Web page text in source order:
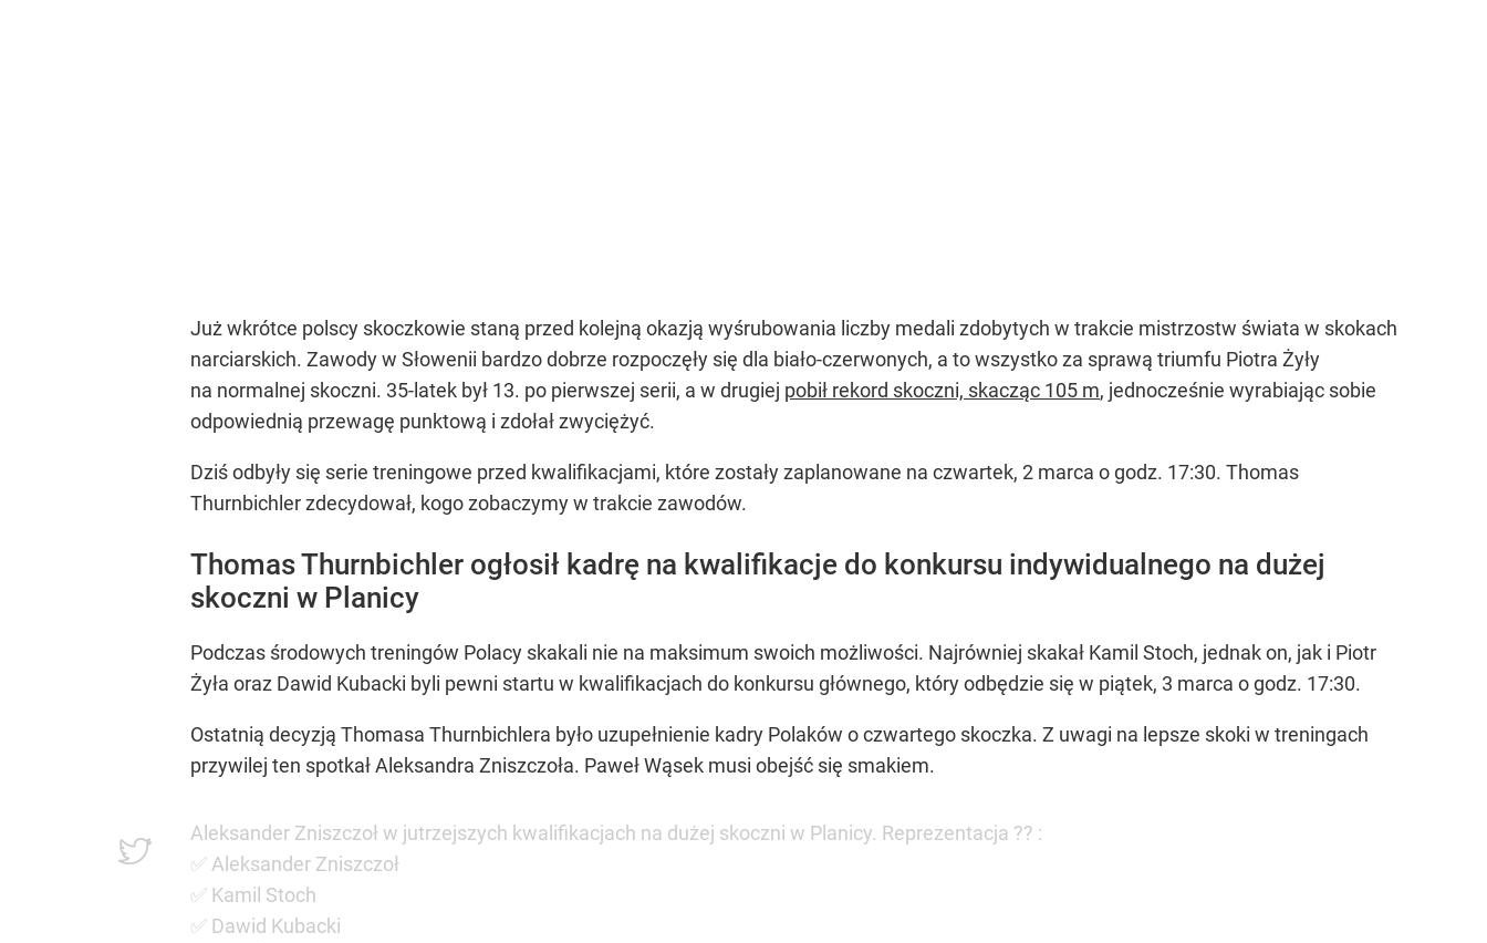
Już wkrótce polscy skoczkowie staną przed kolejną okazją wyśrubowania liczby medali zdobytych w trakcie mistrzostw świata w skokach
narciarskich. Zawody w Słowenii bardzo dobrze rozpoczęły się dla biało-czerwonych, a to wszystko za sprawą triumfu Piotra Żyły
na normalnej skoczni. 35-latek był 13. po pierwszej serii, a w drugiej pobił rekord skoczni, skacząc 105 m, jednocześnie wyrabiając sobie
odpowiednią przewagę punktową i zdołał zwyciężyć.
Dziś odbyły się serie treningowe przed kwalifikacjami, które zostały zaplanowane na czwartek, 2 marca o godz. 17:30. Thomas
Thurnbichler zdecydował, kogo zobaczymy w trakcie zawodów.
Thomas Thurnbichler ogłosił kadrę na kwalifikacje do konkursu indywidualnego na dużej
skoczni w Planicy
Podczas środowych treningów Polacy skakali nie na maksimum swoich możliwości. Najrówniej skakał Kamil Stoch, jednak on, jak i Piotr
Żyła oraz Dawid Kubacki byli pewni startu w kwalifikacjach do konkursu głównego, który odbędzie się w piątek, 3 marca o godz. 17:30.
Ostatnią decyzją Thomasa Thurnbichlera było uzupełnienie kadry Polaków o czwartego skoczka. Z uwagi na lepsze skoki w treningach
przywilej ten spotkał Aleksandra Zniszczoła. Paweł Wąsek musi obejść się smakiem.
Aleksander Zniszczoł w jutrzejszych kwalifikacjach na dużej skoczni w Planicy. Reprezentacja ?? :
✅️ Aleksander Zniszczoł
✅️ Kamil Stoch
✅️ Dawid Kubacki